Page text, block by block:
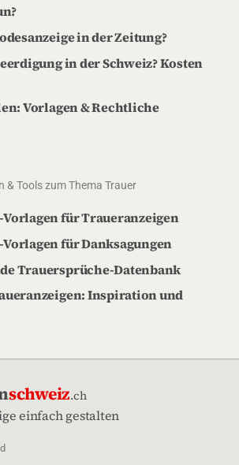
in der Zeitung?
in der Schweiz? Kosten
Vorlagen & Rechtliche
& Tools zum Thema Trauer
für Traueranzeigen
für Danksagungen
Trauersprüche-Datenbank
Inspiration und
schweiz.ch
einfach gestalten